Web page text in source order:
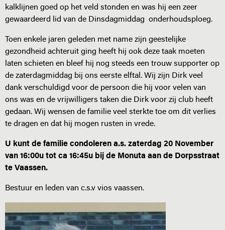
kalklijnen goed op het veld stonden en was hij een zeer
gewaardeerd lid van de Dinsdagmiddag onderhoudsploeg.
Toen enkele jaren geleden met name zijn geestelijke
gezondheid achteruit ging heeft hij ook deze taak moeten
laten schieten en bleef hij nog steeds een trouw supporter op
de zaterdagmiddag bij ons eerste elftal. Wij zijn Dirk veel
dank verschuldigd voor de persoon die hij voor velen van
ons was en de vrijwilligers taken die Dirk voor zij club heeft
gedaan. Wij wensen de familie veel sterkte toe om dit verlies
te dragen en dat hij mogen rusten in vrede.
U kunt de familie condoleren a.s. zaterdag 20 November
van 16:00u tot ca 16:45u bij de Monuta aan de Dorpsstraat
te Vaassen.
Bestuur en leden van c.s.v vios vaassen.